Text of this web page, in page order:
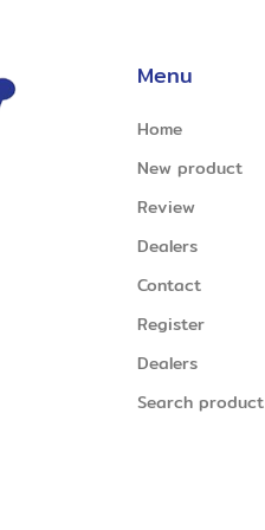
Menu
Home
New product
Review
Dealers
Contact
Register
Dealers
Search product